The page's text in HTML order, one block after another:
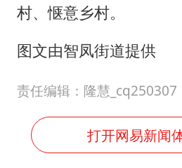
村、惬意乡村。
图文由智凤街道提供
责任编辑：隆慧_cq250307
打开网易新闻